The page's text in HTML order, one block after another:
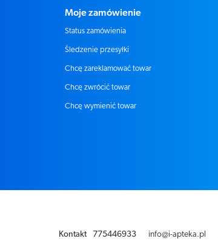
Moje zamówienie
Status zamówienia
Śledzenie przesyłki
Chcę zareklamować towar
Chcę zwrócić towar
Chcę wymienić towar
Kontakt 775446933 info@i-apteka.pl